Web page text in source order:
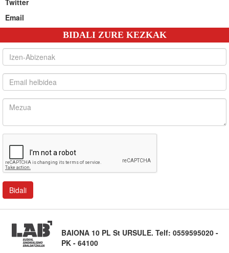
Email
BIDALI ZURE KEZKAK
BAIONA 10 PL St URSULE. Telf: 0559595020 -
PK - 64100